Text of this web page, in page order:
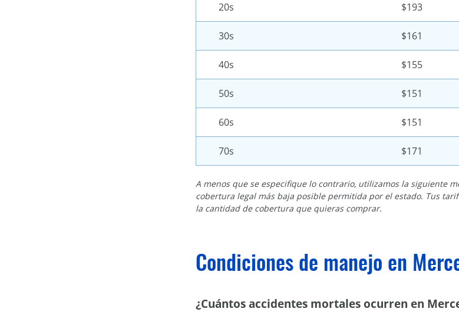
20s $193
30s $161
40s $155
50s $151
60s $151
70s $171
A menos que se especifique lo contrario, utilizamos la siguiente
cobertura legal más baja posible permitida por el estado. Tus
la cantidad de cobertura que quieras comprar.
Condiciones de manejo en
¿Cuántos accidentes mortales ocurren en